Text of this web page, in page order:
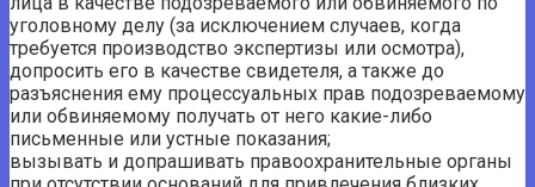
уголовному делу (за исключением случаев, когда
требуется производство экспертизы или осмотра),
допросить его в качестве свидетеля, а также до
разъяснения ему процессуальных прав подозреваемому
или обвиняемому получать от него какие-либо
письменные или устные показания;
вызывать и допрашивать правоохранительные органы